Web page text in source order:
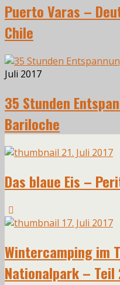
Puerto Varas –
Chile
Juli 2017
35 Stunden
Bariloche
21. Juli 2017
Das blaue Eis –
17. Juli 2017
Wintercamping im
Nationalpark – Teil